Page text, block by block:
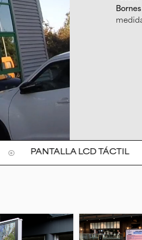
PANTALLA LCD TÁCTIL